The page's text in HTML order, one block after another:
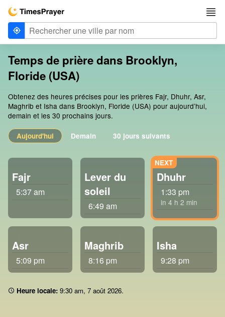
Temps de prière dans Brooklyn,
Floride (USA)
Obtenez des heures précises pour les prières Fajr, Dhuhr, Asr,
Maghrib et Isha dans Brooklyn, Floride (USA) pour aujourd’hui,
demain et les 30 prochains jours.
Aujourd'hui Demain 30 jours suivants
Fajr
5:37 am
Lever du
soleil
6:49 am
Dhuhr
1:33 pm
in 4 h 2 min
Asr
5:09 pm
Maghrib
8:16 pm
Isha
9:28 pm
Heure locale: 9:30 am, 7 août 2026.